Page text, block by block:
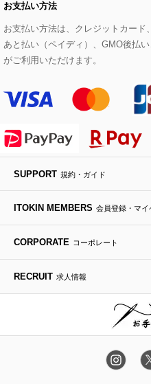
eur3
Maison de CINQ
MK MICHEL KLEIN BAG
HIROKO KOSHINO
その他のトップス
セットアップスカート
セットアップワンピース
モッズコート
ステンカラーコート
ライダースジャケット
デニムジャケット
ダウンジャケット・コート
帽子
ヘアアクセサリー
ハンカチ・バンダナ
手袋
チャーム・ストラップ
ブレスレット・バングル
ブローチ・コサージュ
ショルダーバッグ
ボストンバッグ
バックパック・リュック
ボディバッグ・メッセン
トラベルバッグ
パンプス
スニーカー
フラットシューズ
ローファー
ドレスシューズ
すべてのアートフラワー
ローズ
カサブランカ・カラー
ラナンキュラス
ポプリアレンジ＆フレグ
お支払い方法
お支払い方法は、クレジットカード
あと払い（ペイディ）、GMO後払
がご利用いただけます。
SUPPORT 規約・ガイド
ITOKIN MEMBERS 会員登録・マイ
CORPORATE コーポレート
RECRUIT 求人情報